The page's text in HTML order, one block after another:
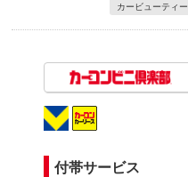
カービューティー
付帯サービス